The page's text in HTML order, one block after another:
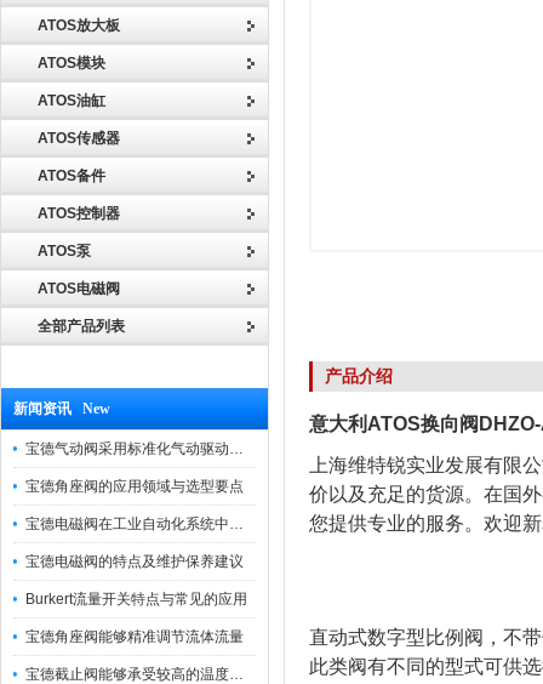
ATOS放大板
ATOS模块
ATOS油缸
ATOS传感器
ATOS备件
ATOS控制器
ATOS泵
ATOS电磁阀
全部产品列表
新闻资讯 New
宝德气动阀采用标准化气动驱动设计，可匹配各类工业气源工况
宝德角座阀的应用领域与选型要点
宝德电磁阀在工业自动化系统中的作用
宝德电磁阀的特点及维护保养建议
Burkert流量开关特点与常见的应用
宝德角座阀能够精准调节流体流量
宝德截止阀能够承受较高的温度和压力
产品介绍
意大利ATOS换向阀
上海维特锐实业发展有限
价以及充足的货源。在国
您提供专业的服务。欢迎
直动式数字型比例阀，不
此类阀有不同的型式可供